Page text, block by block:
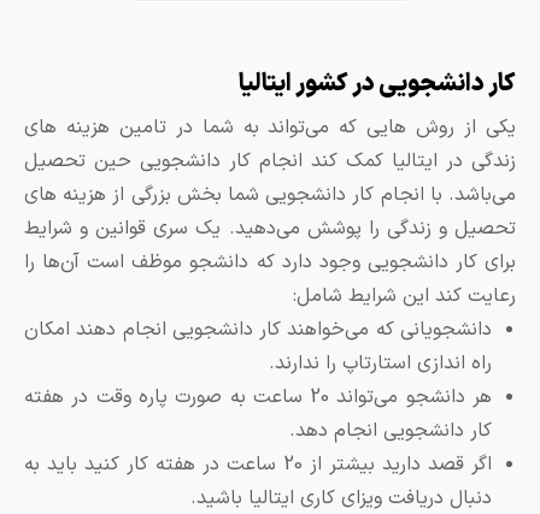
دانشجویی در کشور ایتالیا
از روش هایی که می‌تواند به شما در تامین هزینه های
در ایتالیا کمک کند انجام کار دانشجویی حین تحصیل
با انجام کار دانشجویی شما بخش بزرگی از هزینه های
و زندگی را پوشش می‌دهید. یک سری قوانین و شرایط
کار دانشجویی وجود دارد که دانشجو موظف است آن‌ها را
کند این شرایط شامل:
دانشجویانی که می‌خواهند کار دانشجویی انجام دهند امکان
راه اندازی استارتاپ را ندارند.
هر دانشجو می‌تواند 20 ساعت به صورت پاره وقت در هفته
کار دانشجویی انجام دهد.
اگر قصد دارید بیشتر از 20 ساعت در هفته کار کنید باید به
دنبال دریافت ویزای کاری ایتالیا باشید.